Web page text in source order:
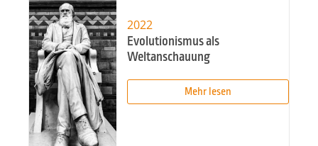
2022
Evolutionismus als
Weltanschauung
Mehr lesen